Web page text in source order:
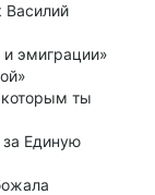
Василий
и эмиграции»
ты
за Единую